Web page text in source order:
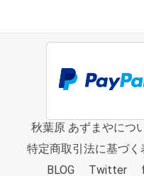
秋葉原 あずまやにつ
特定商取引法に基づく
BLOG
Twitter